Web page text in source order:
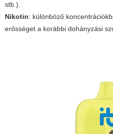
stb.).
Nikotin: különböző
erősséget a korábbi dohányzási